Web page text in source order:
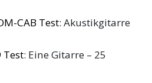
CAB Test: Akustikgitarre
Test: Eine Gitarre – 25